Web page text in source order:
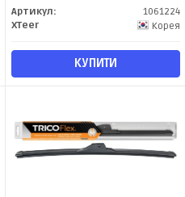
Артикул:
1061224
XTeer
Корея
КУПИТИ